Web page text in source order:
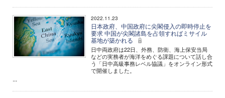
2022.11.23
日本政府、中国政府に尖閣侵入の即時停止を
要求 中国が尖閣諸島を占領すればミサイル
基地が築かれる
日中両政府は22日、外務、防衛、海上保安当局
などの実務者が海洋をめぐる課題について話し合
う「日中高級事務レベル協議」をオンライン形式
で開催しました。
...